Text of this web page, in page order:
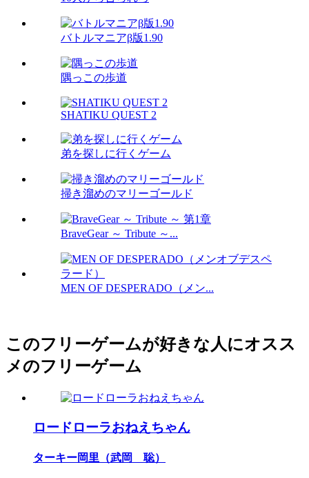
バトルマニアβ版1.90
隅っこの歩道
SHATIKU QUEST 2
弟を探しに行くゲーム
掃き溜めのマリーゴールド
BraveGear ～ Tribute ～...
MEN OF DESPERADO（メン...
このフリーゲームが好きな人にオスス
メのフリーゲーム
ロードローラおねえちゃん
ターキー岡里（武岡 聡）